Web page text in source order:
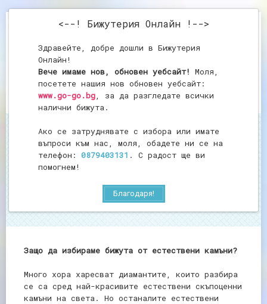
<--! Бижутерия Онлайн !-->
Здравейте, добре дошли в Бижутерия
Онлайн!
Вече имаме нов, обновен уебсайт! Моля,
посетете нашия нов обновен уебсайт:
www.go-go.bg, за да разгледате всички
налични бижута.
Ако се затруднявате с избора или имате
въпроси към нас, моля, обадете ни се на
телефон: 0879403131 . С радост ще ви
помогнем!
Благодаря!
Начало
Защо да избираме бижута от естествени камъни?
Защо да избираме
бижута от естествени
Защо да избираме бижута от естествени камъни?
Много хора харесват диамантите, които разбира
се са сред най-красивите естествени скъпоценни
камъни на света. Но останалите естествени